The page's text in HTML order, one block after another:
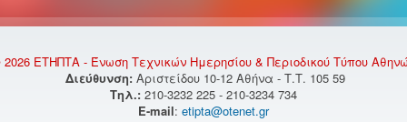
ΕΤΗΠΤΑ - Ένωση Τεχνικών Ημερησίου & Περιοδικού Τύπου
Διεύθυνση: Αριστείδου 10-12 Αθήνα - Τ.Τ. 105 59
Τηλ.: 210-3232 225 - 210-3234 734
E-mail: etipta@otenet.gr